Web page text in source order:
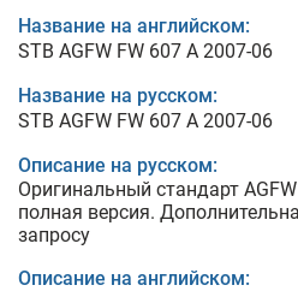
Название на английском:
STB AGFW FW 607 A 2007-06
Название на русском:
STB AGFW FW 607 A 2007-06
Описание на русском:
Оригинальный стандарт
полная версия.
запросу
Описание на английском: